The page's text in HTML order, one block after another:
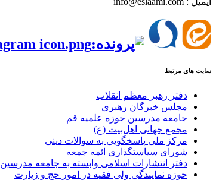
سایت های مرتبط
دفتر رهبر معظم انقلاب
مجلس خبرگان رهبری
جامعه مدرسین حوزه علمیه قم
مجمع جهانی اهل‌بیت (ع)
مرکز ملی پاسخگویی به سوالات دینی
شورای سیاستگذاری ائمه جمعه
دفتر انتشارات اسلامی وابسته به جامعه مدرسین
حوزه نمایندگی ولی فقیه در امور حج و زیارت